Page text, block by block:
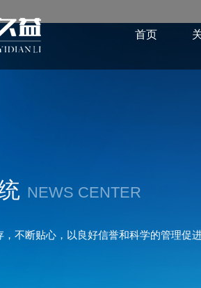
首页
NEWS CENTER
，不断贴心，以良好信誉和科学的管理促